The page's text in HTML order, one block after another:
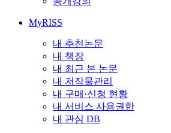
MyRISS
내 추천논문
내 책장
내 최근 본 논문
내 저작물관리
내 구매·신청 현황
내 서비스 사용권한
내 관심 DB